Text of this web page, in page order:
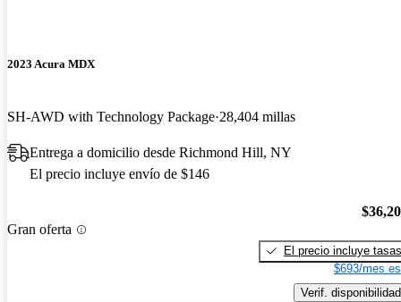
2023 Acura MDX
SH-AWD with Technology Package 28,404 millas
Entrega a domicilio desde Richmond Hill, NY
El precio incluye envío de $146
Gran oferta
El precio incluye tasas
$693/mes
Verif. disponibilidad